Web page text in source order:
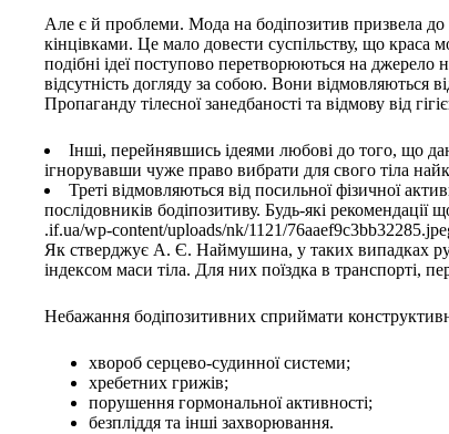
Але є й проблеми. Мода на бодіпозитив призвела до
кінцівками. Це мало довести суспільству, що краса
подібні ідеї поступово перетворюються на
відсутність догляду за собою. Вони відмовляються
Пропаганду тілесної занедбаності та відмову від
Інші, перейнявшись ідеями любові до того, що
ігнорувавши чуже право вибрати для свого тіла
Треті відмовляються від посильної фізичної
послідовників бодіпозитиву. Будь-які
.if.ua/wp-content/uploads/nk/1121/
Як стверджує А. Є. Наймушина, у таких випадках рух
індексом маси тіла. Для них поїздка в транспорті,
Небажання бодіпозитивних сприймати
хвороб серцево-судинної системи;
хребетних грижів;
порушення гормональної активності;
безпліддя та інші захворювання.